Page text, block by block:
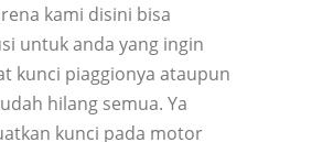
kami disini bisa
untuk anda yang ingin
kunci piaggionya ataupun
hilang semua. Ya
kunci pada motor